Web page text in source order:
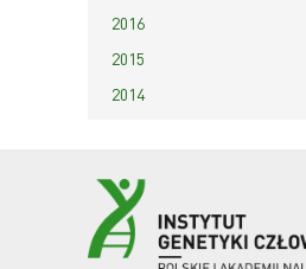
2016
2015
2014